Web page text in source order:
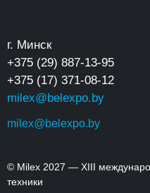
г. Минск
+375 (29) 887-13-95
+375 (17) 371-08-12
milex@belexpo.by
milex@belexpo.by
© Milex 2027 — XIII
техники